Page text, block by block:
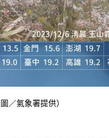
／氣象署提供）